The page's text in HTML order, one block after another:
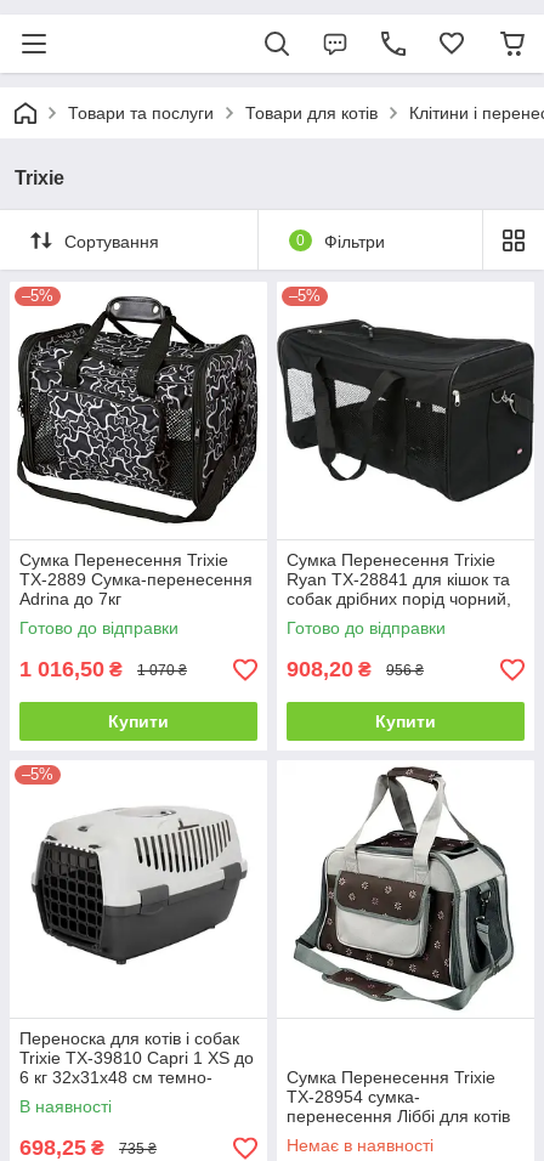
Товари та послуги Товари для котів Клітини і
Trixie
Сортування 0 Фільтри
–5%
Сумка Перенесення Trixie
TX-2889 Сумка-перенесення
Adrina до 7кг
Готово до відправки
1 016,50 ₴ 1 070 ₴
Купити
–5%
Сумка Перенесення Trixie
Ryan TX-28841 для кішок та
собак дрібних порід чорний,
26×27×47 см
Готово до відправки
908,20 ₴ 956 ₴
Купити
–5%
Переноска для котів і собак
Trixie TX-39810 Capri 1 XS до
6 кг 32х31х48 см темно-
сірий/пітроль
В наявності
698,25 ₴ 735 ₴
Сумка Перенесення Trixie
TX-28954 сумка-
перенесення Ліббі для котів
та собак до 7 кг
Немає в наявності